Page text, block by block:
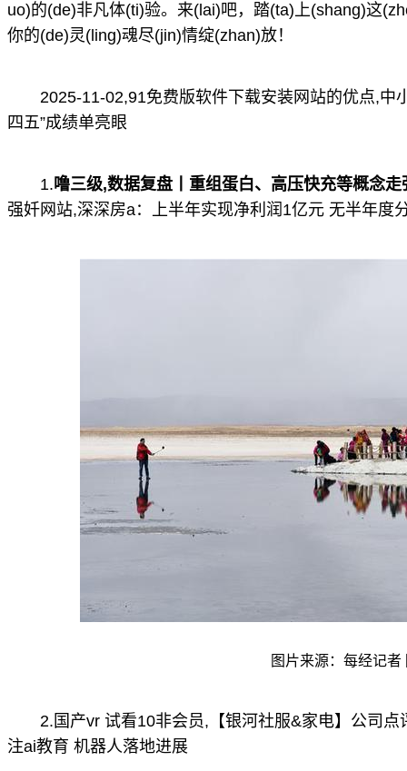
uo)的(de)非凡体(ti)验。来(lai)吧，踏(ta)上(shang)这
你的(de)灵(ling)魂尽(jin)情绽(zhan)放！
2025-11-02,91免费版软件下载安装网站的优点,中
四五”成绩单亮眼
1.噜三级,数据复盘丨重组蛋白、高压快充等概念
强奷网站,深深房a：上半年实现净利润1亿元 无半年度
图片来源：每经记者
2.国产vr 试看10非会员,【银河社服&家电】公司
注ai教育 机器人落地进展